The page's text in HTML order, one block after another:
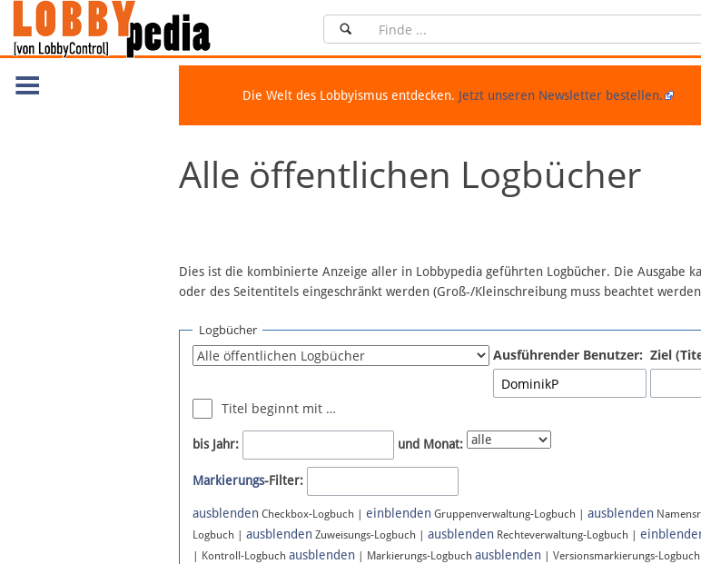
Die Welt des Lobbyismus entdecken. Jetzt unseren Newsletter bestellen.
Alle öffentlichen Logbücher
Dies ist die kombinierte Anzeige aller in Lobbypedia geführten Logbücher. Die Ausgabe
oder des Seitentitels eingeschränkt werden (Groß-/Kleinschreibung muss beachtet
Logbücher
Ausführender Benutzer: Ziel
Titel beginnt mit …
bis Jahr: und Monat:
Markierungs-Filter:
ausblenden Checkbox-Logbuch | einblenden Gruppenverwaltung-Logbuch | ausblenden
Logbuch | ausblenden Zuweisungs-Logbuch | ausblenden Rechteverwaltung-Logbuch |
| Kontroll-Logbuch ausblenden | Markierungs-Logbuch ausblenden | Versionsmarkierungs-Logbuch